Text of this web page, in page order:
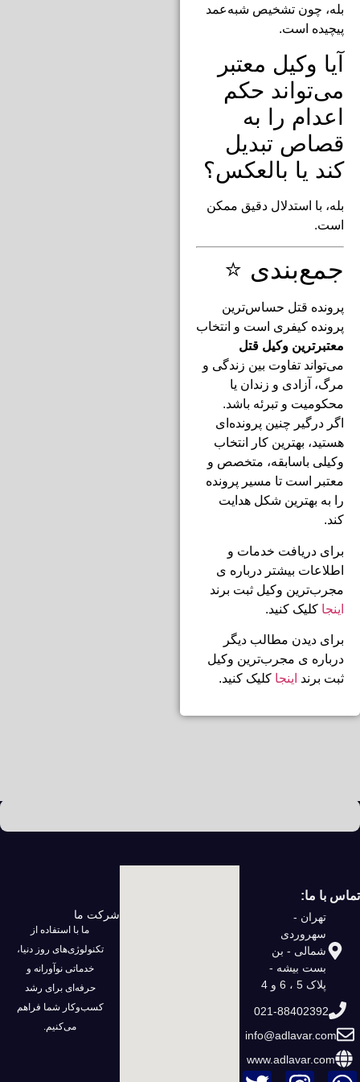
بله، چون تشخیص شبه‌عمد
پیچیده است.
آیا وکیل معتبر
می‌تواند حکم
اعدام را به
قصاص تبدیل
کند یا بالعکس؟
بله، با استدلال دقیق ممکن
است.
جمع‌بندی ⭐
پرونده قتل حساس‌ترین
پرونده کیفری است و انتخاب
معتبرترین وکیل قتل
می‌تواند تفاوت بین زندگی و
مرگ، آزادی و زندان یا
محکومیت و تبرئه باشد.
اگر درگیر چنین پرونده‌ای
هستید، بهترین کار انتخاب
وکیلی باسابقه، متخصص و
معتبر است تا مسیر پرونده
را به بهترین شکل هدایت
کند.
برای دریافت خدمات و
اطلاعات بیشتر درباره ی
مجرب‌ترین وکیل ثبت برند
اینجا کلیک کنید.
برای دیدن مطالب دیگر
درباره ی مجرب‌ترین وکیل
ثبت برند اینجا کلیک کنید.
تماس با ما:
تهران -
سهروردی
شمالی - بن
بست بیشه -
پلاک 5 ، 6 و 4
021-88402392
info@adlavar.com
www.adlavar.com
شرکت ما
ما با استفاده از
تکنولوژی‌های روز دنیا،
خدماتی نوآورانه و
حرفه‌ای برای رشد
کسب‌وکار شما فراهم
می‌کنیم.